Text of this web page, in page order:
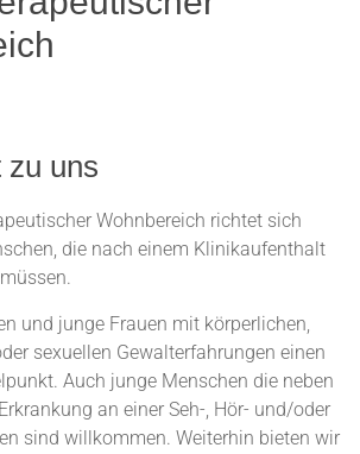
uns
Wohnbereich richtet sich
die nach einem Klinikaufenthalt
und junge Frauen mit körperlichen,
sexuellen Gewalterfahrungen einen
Auch junge Menschen die neben
an einer Seh-, Hör- und/oder
sind willkommen. Weiterhin bieten wir